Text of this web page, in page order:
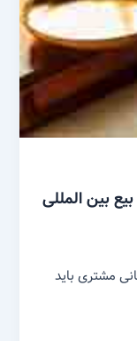
کنوانسیون بیع بین المللی
مشتری باید